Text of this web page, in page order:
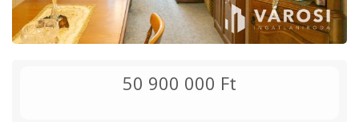
50 900 000 Ft